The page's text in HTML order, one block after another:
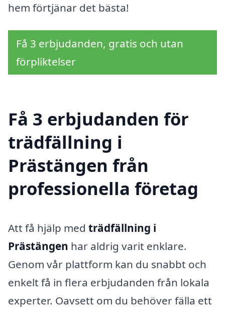
hem förtjänar det bästa!
Få 3 erbjudanden, gratis och utan
förpliktelser
Få 3 erbjudanden för
trädfällning i
Prästängen från
professionella företag
Att få hjälp med trädfällning i
Prästängen har aldrig varit enklare.
Genom vår plattform kan du snabbt och
enkelt få in flera erbjudanden från lokala
experter. Oavsett om du behöver fälla ett